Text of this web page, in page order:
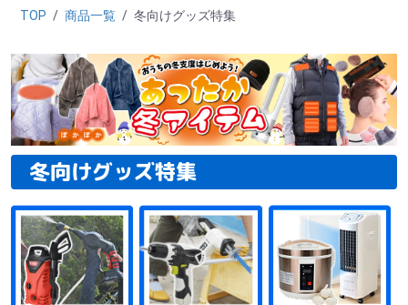
TOP / 商品一覧 / 冬向けグッズ特集
冬向けグッズ特集